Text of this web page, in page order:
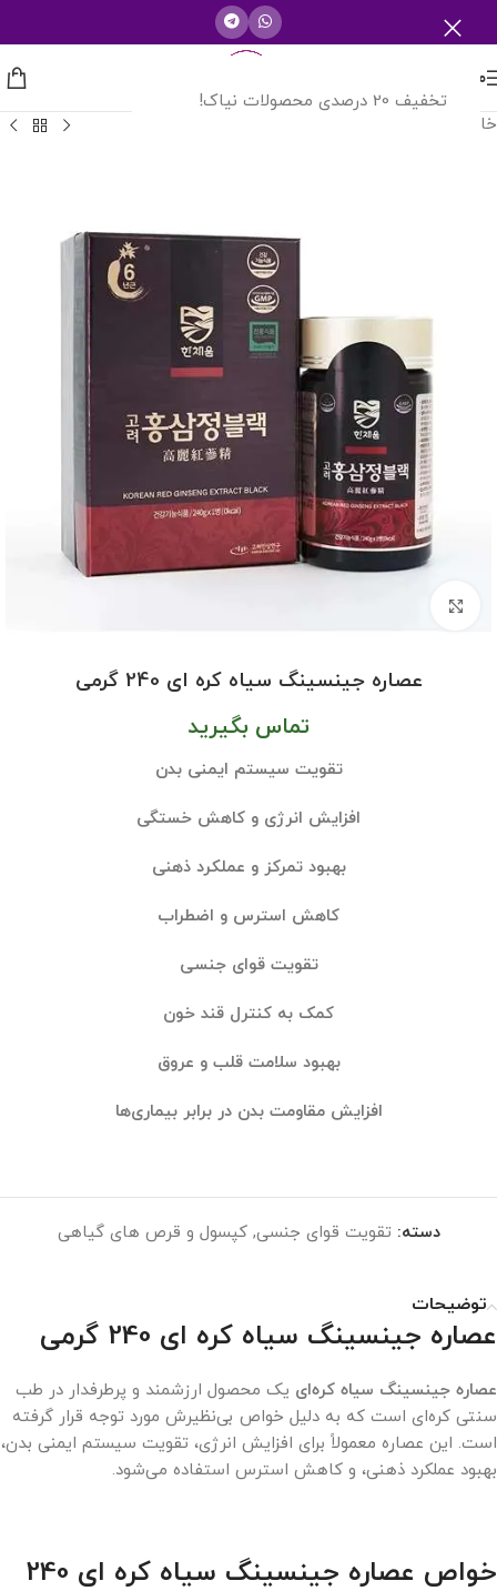
تخفیف 20 درصدی محصولات نیاک!
منو
خانه
عصاره جینسینگ سیاه کره ای 240 گرمی
تماس بگیرید
تقویت سیستم ایمنی بدن
افزایش انرژی و کاهش خستگی
بهبود تمرکز و عملکرد ذهنی
کاهش استرس و اضطراب
تقویت قوای جنسی
کمک به کنترل قند خون
بهبود سلامت قلب و عروق
افزایش مقاومت بدن در برابر بیماری‌ها
دسته: تقویت قوای جنسی, کپسول و قرص های گیاهی
توضیحات
عصاره جینسینگ سیاه کره ای 240 گرمی
عصاره جینسینگ سیاه کره‌ای یک محصول ارزشمند و پرطرفدار در طب
سنتی کره‌ای است که به دلیل خواص بی‌نظیرش مورد توجه قرار گرفته
است. این عصاره معمولاً برای افزایش انرژی، تقویت سیستم ایمنی بدن،
بهبود عملکرد ذهنی، و کاهش استرس استفاده می‌شود.
خواص عصاره جینسینگ سیاه کره ای 240